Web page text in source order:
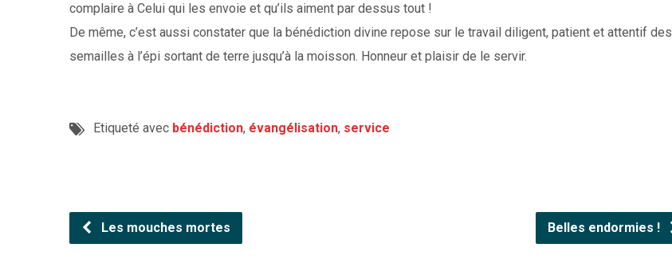
le
complaire à Celui qui les envoie et qu’ils aiment par dessus tout !
De même, c’est aussi constater que la bénédiction divine repose sur le travail diligent, patient et attentif des
semailles à l’épi sortant de terre jusqu’à la moisson. Honneur et plaisir de le servir.
Etiqueté avec bénédiction, évangélisation, service
Les mouches mortes Belles endormies !